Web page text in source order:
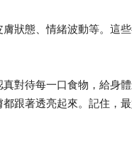
狀態、情緒波動等。這
對待每一口食物，給身
跟著透亮起來。記住，